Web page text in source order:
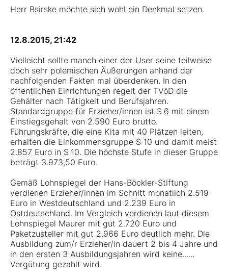
Herr Bsirske möchte sich wohl ein Denkmal setzen.
12.8.2015, 21:42
Vielleicht sollte manch einer der User seine teilweise
doch sehr polemischen Äußerungen anhand der
nachfolgenden Fakten mal überdenken. In den
öffentlichen Einrichtungen regelt der TVöD die
Gehälter nach Tätigkeit und Berufsjahren.
Standardgruppe für Erzieher/innen ist S 6 mit einem
Einstiegsgehalt von 2.590 Euro brutto.
Führungskräfte, die eine Kita mit 40 Plätzen leiten,
erhalten die Einkommensgruppe S 10 und damit meist
2.857 Euro in S 10. Die höchste Stufe in dieser Gruppe
beträgt 3.973,50 Euro.
Gemäß Lohnspiegel der Hans-Böckler-Stiftung
verdienen Erzieher/innen im Schnitt monatlich 2.519
Euro in Westdeutschland und 2.239 Euro in
Ostdeutschland. Im Vergleich verdienen laut diesem
Lohnspiegel Maurer mit gut 2.720 Euro und
Paketzusteller mit gut 2.966 Euro deutlich mehr. Die
Ausbildung zum/r Erzieher/in dauert 2 bis 4 Jahre und
in den ersten 3 Ausbildungsjahren wird keine......
Vergütung gezahlt wird.